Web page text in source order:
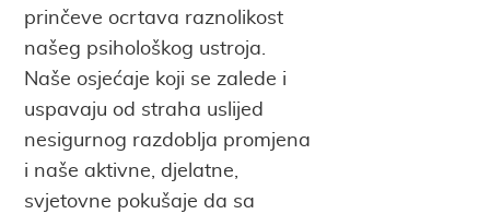
prinčeve ocrtava raznolikost
našeg psihološkog ustroja.
Naše osjećaje koji se zalede i
uspavaju od straha uslijed
nesigurnog razdoblja promjena
i naše aktivne, djelatne,
svjetovne pokušaje da sa